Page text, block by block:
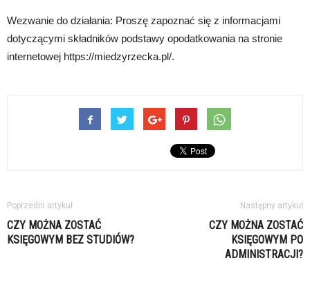
Wezwanie do działania: Proszę zapoznać się z informacjami
dotyczącymi składników podstawy opodatkowania na stronie
internetowej https://miedzyrzecka.pl/.
Poprzedni artykuł
CZY MOŻNA ZOSTAĆ
KSIĘGOWYM BEZ STUDIÓW?
Następny artykuł
CZY MOŻNA ZOSTAĆ
KSIĘGOWYM PO
ADMINISTRACJI?